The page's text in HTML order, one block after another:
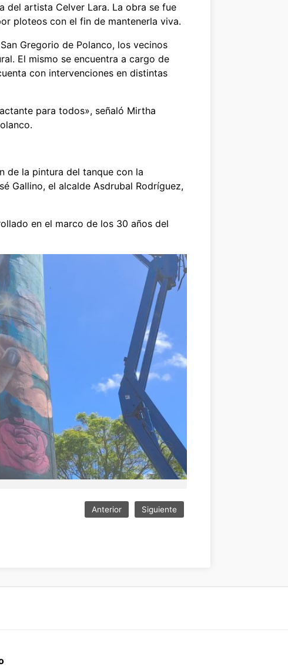
del artista Celver Lara. La obra se fue
ploteos con el fin de mantenerla viva.
Gregorio de Polanco, los vecinos
El mismo se encuentra a cargo de
con intervenciones en distintas
para todos», señaló Mirtha
de la pintura del tanque con la
Gallino, el alcalde Asdrubal Rodríguez,
en el marco de los 30 años del
Anterior Siguiente